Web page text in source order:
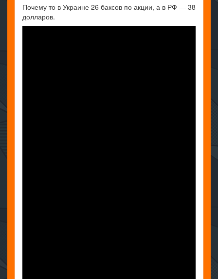
Почему то в Украине 26 баксов по акции, а в РФ — 38
долларов.